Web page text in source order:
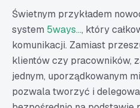
Świetnym przykładem
system 5ways…, który
komunikacji. Zamiast
klientów czy pracowników,
jednym, uporządkowanym
pozwala tworzyć i